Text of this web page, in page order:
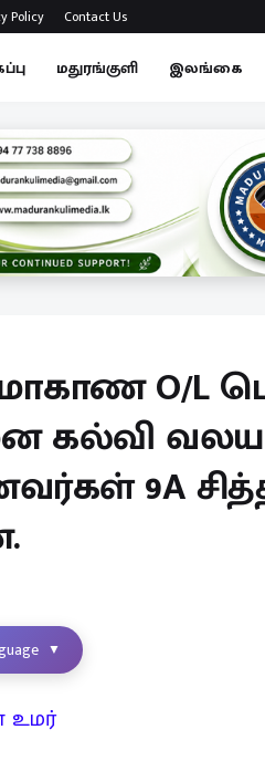
Policy Contact Us
மதுரங்குளி இலங்கை
O/L
கல்வி
9A
▼
உமர்